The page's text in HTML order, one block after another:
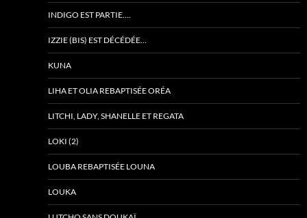
INDIGO EST PARTIE….
IZZIE (BIS) EST DÉCÉDÉE…
KUNA
LIHA ET OLIA REBAPTISÉE ORÉA
LITCHI, LADY, SHANELLE ET REGATA
LOKI (2)
LOUBA REBAPTISÉE LOUNA
LOUKA